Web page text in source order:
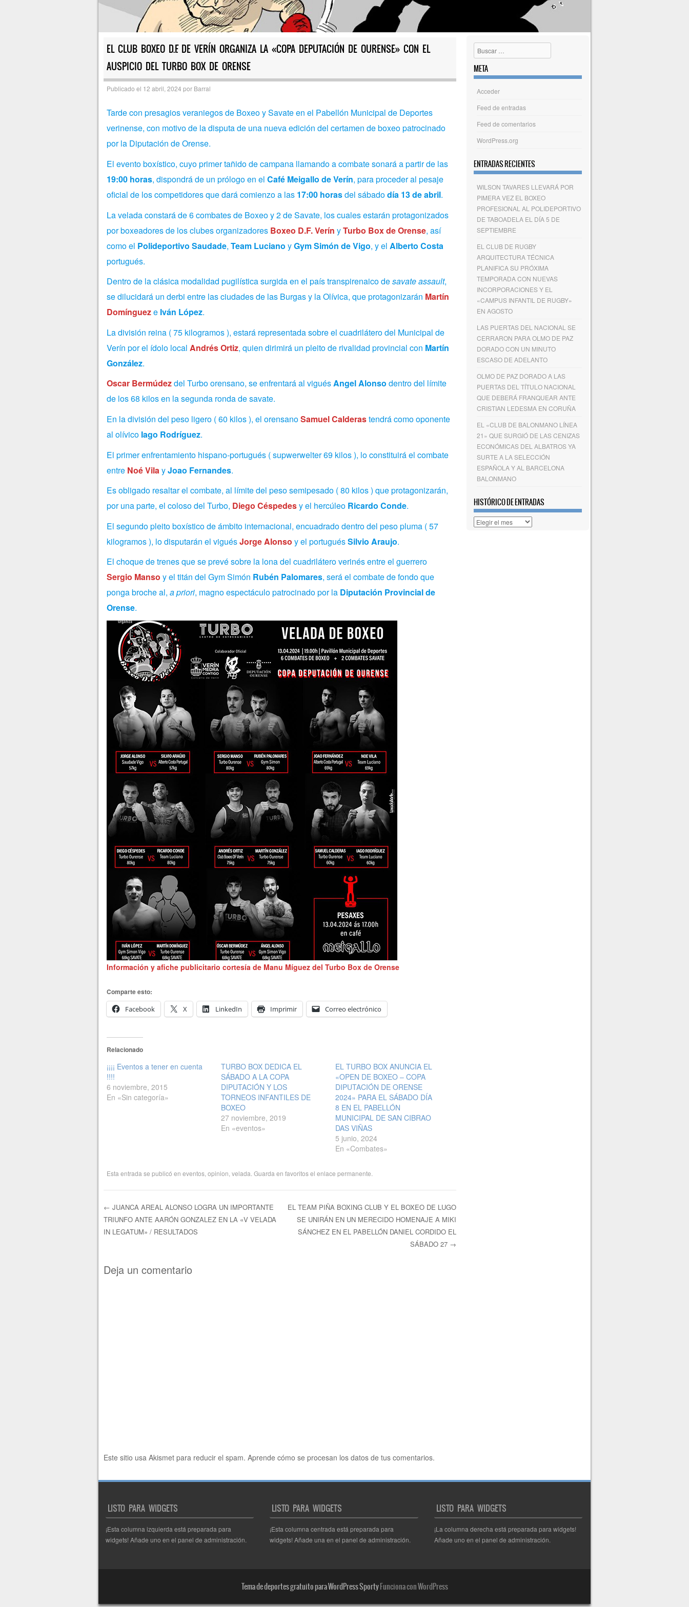
EL CLUB BOXEO D.F. DE VERÍN ORGANIZA LA «COPA DEPUTACIÓN DE OURENSE» CON EL
AUSPICIO DEL TURBO BOX DE ORENSE
Publicado el 12 abril, 2024 por Barral
Tarde con presagios veraniegos de Boxeo y Savate en el Pabellón Municipal de Deportes
verinense, con motivo de la disputa de una nueva edición del certamen de boxeo patrocinado
por la Diputación de Orense.
El evento boxístico, cuyo primer tañido de campana llamando a combate sonará a partir de las
19:00 horas, dispondrá de un prólogo en el Café Meigallo de Verín, para proceder al pesaje
oficial de los competidores que dará comienzo a las 17:00 horasdel sábadodía 13 de abril.
La velada constará de 6 combates de Boxeo y 2 de Savate, los cuales estarán protagonizados
por boxeadores de los clubes organizadores Boxeo D.F. Verín yTurbo Box de Orense, así
como el Polideportivo Saudade, Team Luciano yGym Simón de Vigo, y el Alberto Costa
portugués.
Dentro de la clásica modalidad pugilística surgida en el país transpirenaico desavate assault,
se dilucidará un derbi entre las ciudades de las Burgas y la Olívica, que protagonizarán Martín
Domíngueze Iván López.
La división reina ( 75 kilogramos ), estará representada sobre el cuadrilátero del Municipal de
Verín por el ídolo local Andrés Ortiz, quien dirimirá un pleito de rivalidad provincial con Martín
González.
Oscar Bermúdezdel Turbo orensano, se enfrentará al viguésAngel Alonso dentro del límite
de los 68 kilos en la segunda ronda de savate.
En la división del peso ligero ( 60 kilos ), el orensanoSamuel Calderastendrá como oponente
al olívico Iago Rodríguez.
El primer enfrentamiento hispano-portugués ( supwerwelter 69 kilos ), lo constituirá el combate
entre Noé Vila yJoao Fernandes.
Es obligado resaltar el combate, al límite del peso semipesado ( 80 kilos ) que protagonizarán,
por una parte, el coloso del Turbo, Diego Céspedesy el hercúleo Ricardo Conde.
El segundo pleito boxístico de ámbito internacional, encuadrado dentro del peso pluma ( 57
kilogramos ), lo disputarán el viguésJorge Alonso y el portuguésSilvio Araujo.
El choque de trenes que se prevé sobre la lona del cuadrilátero verinés entre el guerrero
Sergio Manso y el titán del Gym Simón Rubén Palomares, será el combate de fondo que
ponga broche al, a priori, magno espectáculo patrocinado por la Diputación Provincial de
Orense.
Información y afiche publicitario cortesía de Manu Míguez del Turbo Box de Orense
Comparte esto:
Facebook
X LinkedIn Imprimir Correo electrónico
Relacionado
¡¡¡¡ Eventos a tener en cuenta
!!!!
6 noviembre, 2015
En «Sin categoría»
TURBO BOX DEDICA EL
SÁBADO A LA COPA
DIPUTACIÓN Y LOS
TORNEOS INFANTILES DE
BOXEO
27 noviembre, 2019
En «eventos»
EL TURBO BOX ANUNCIA EL
«OPEN DE BOXEO – COPA
DIPUTACIÓN DE ORENSE
2024» PARA EL SÁBADO DÍA
8 EN EL PABELLÓN
MUNICIPAL DE SAN CIBRAO
DAS VIÑAS
5 junio, 2024
En «Combates»
Esta entrada se publicó en eventos, opinion velada . Guarda en favoritos el enlace permanente
Navegación de entradas
← JUANCA AREAL ALONSO LOGRA UN IMPORTANTE
TRIUNFO ANTE AARÓN GONZALEZ EN LA «V VELADA
IN LEGATUM» / RESULTADOS
EL TEAM PIÑA BOXING CLUB Y EL BOXEO DE LUGO
SE UNIRÁN EN UN MERECIDO HOMENAJE A MIKI
SÁNCHEZ EN EL PABELLÓN DANIEL CORDIDO EL
SÁBADO 27 →
Deja un comentario
Este sitio usa Akismet para reducir el spam. Aprende cómo se procesan los datos de tus comentarios.
Buscar
META
Acceder
Feed de entradas
Feed de comentarios
WordPress.org
ENTRADAS RECIENTES
WILSON TAVARES LLEVARÁ POR
PIMERA VEZ EL BOXEO
PROFESIONAL AL POLIDEPORTIVO
DE TABOADELA EL DÍA 5 DE
SEPTIEMBRE
EL CLUB DE RUGBY
ARQUITECTURA TÉCNICA
PLANIFICA SU PRÓXIMA
TEMPORADA CON NUEVAS
INCORPORACIONES Y EL
«CAMPUS INFANTIL DE RUGBY»
EN AGOSTO
LAS PUERTAS DEL NACIONAL SE
CERRARON PARA OLMO DE PAZ
DORADO CON UN MINUTO
ESCASO DE ADELANTO
OLMO DE PAZ DORADO A LAS
PUERTAS DEL TÍTULO NACIONAL
QUE DEBERÁ FRANQUEAR ANTE
CRISTIAN LEDESMA EN CORUÑA
EL «CLUB DE BALONMANO LÍNEA
21» QUE SURGIÓ DE LAS CENIZAS
ECONÓMICAS DEL ALBATROS YA
SURTE A LA SELECCIÓN
ESPAÑOLA Y AL BARCELONA
BALONMANO
HISTÓRICO DE ENTRADAS
Histórico
LISTO PARA WIDGETS
¡Esta columna izquierda está preparada para
widgets! Añade uno en el panel de administración.
LISTO PARA WIDGETS
¡Esta columna centrada está preparada para
widgets! Añade una en el panel de administración.
LISTO PARA WIDGETS
¡La columna derecha está preparada para widgets!
Añade uno en el panel de administración.
Tema de deportes gratuito para WordPress SportyFunciona con WordPress